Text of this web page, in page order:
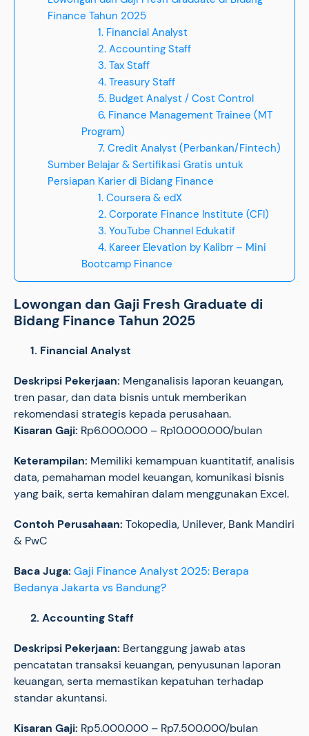
Finance Tahun 2025
1. Financial Analyst
2. Accounting Staff
3. Tax Staff
4. Treasury Staff
5. Budget Analyst / Cost Control
6. Finance Management Trainee (MT
Program)
7. Credit Analyst (Perbankan/Fintech)
Sumber Belajar & Sertifikasi Gratis untuk
Persiapan Karier di Bidang Finance
1. Coursera & edX
2. Corporate Finance Institute (CFI)
3. YouTube Channel Edukatif
4. Kareer Elevation by Kalibrr – Mini
Bootcamp Finance
Lowongan dan Gaji Fresh Graduate di
Bidang Finance Tahun 2025
1. Financial Analyst
Deskripsi Pekerjaan: Menganalisis laporan keuangan,
tren pasar, dan data bisnis untuk memberikan
rekomendasi strategis kepada perusahaan.
Kisaran Gaji: Rp6.000.000 – Rp10.000.000/bulan
Keterampilan: Memiliki kemampuan kuantitatif, analisis
data, pemahaman model keuangan, komunikasi bisnis
yang baik, serta kemahiran dalam menggunakan Excel.
Contoh Perusahaan: Tokopedia, Unilever, Bank Mandiri
& PwC
Baca Juga: Gaji Finance Analyst 2025: Berapa
Bedanya Jakarta vs Bandung?
2. Accounting Staff
Deskripsi Pekerjaan: Bertanggung jawab atas
pencatatan transaksi keuangan, penyusunan laporan
keuangan, serta memastikan kepatuhan terhadap
standar akuntansi.
Kisaran Gaji: Rp5.000.000 – Rp7.500.000/bulan